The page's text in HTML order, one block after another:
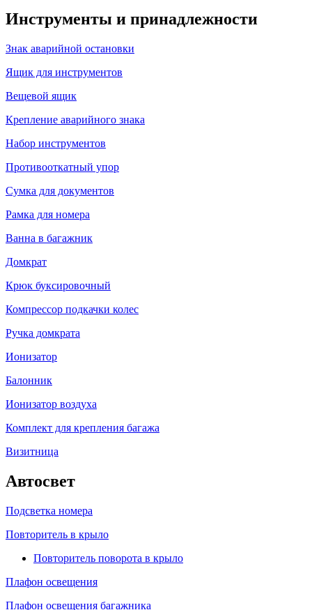
Инструменты и принадлежности
Знак аварийной остановки
Ящик для инструментов
Вещевой ящик
Крепление аварийного знака
Набор инструментов
Противооткатный упор
Сумка для документов
Рамка для номера
Ванна в багажник
Домкрат
Крюк буксировочный
Компрессор подкачки колес
Ручка домкрата
Ионизатор
Балонник
Ионизатор воздуха
Комплект для крепления багажа
Визитница
Автосвет
Подсветка номера
Повторитель в крыло
Повторитель поворота в крыло
Плафон освещения
Плафон освещения багажника